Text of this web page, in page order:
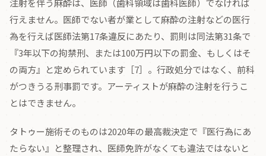
注射を伴う麻酔は、医師（歯科領域は歯科医師）でなければ
行えません。医師でない者が業として麻酔の注射などの医行
為を行えば医師法第17条違反にあたり、罰則は同法第31条で
『3年以下の拘禁刑、または100万円以下の罰金、もしくはそ
の両方』と定められています［7］。行政処分ではなく、前科
がつきうる刑事罰です。アーティストが麻酔の注射を行うこ
とはできません。
タトゥー施術そのものは2020年の最高裁決定で『医行為にあ
たらない』と整理され、医師免許がなくても違法ではないと